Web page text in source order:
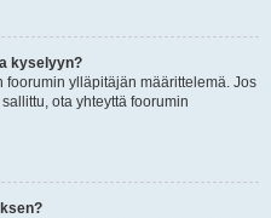
kyselyyn?
foorumin ylläpitäjän määrittelemä. Jos
ota yhteyttä foorumin